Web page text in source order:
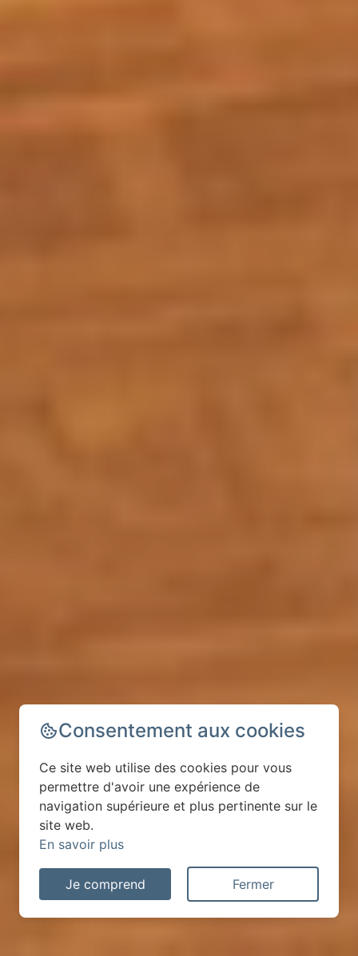
Consentement aux cookies
Ce site web utilise des cookies pour vous
permettre d'avoir une expérience de
navigation supérieure et plus pertinente sur le
site web.
En savoir plus
Je comprend Fermer